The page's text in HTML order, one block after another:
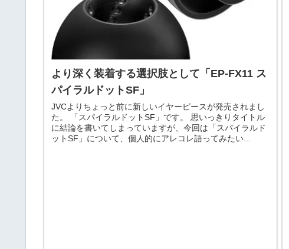
より深く装着する選択肢として「EP-FX11 ス
パイラルドットSF」
JVCよりちょっと前に新しいイヤーピースが発売されまし
た。 「スパイラルドットSF」です。 思いっきりタイトル
に結論を書いてしまっていますが、今回は「スパイラルド
ットSF」について、個人的にアレコレ語ってみたい...